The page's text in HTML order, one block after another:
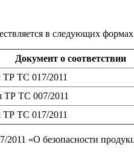
в следующих
Документ о соответствии
ТР ТС 017/2011
ТР ТС 007/2011
ТР ТС 017/2011
«О безопасности